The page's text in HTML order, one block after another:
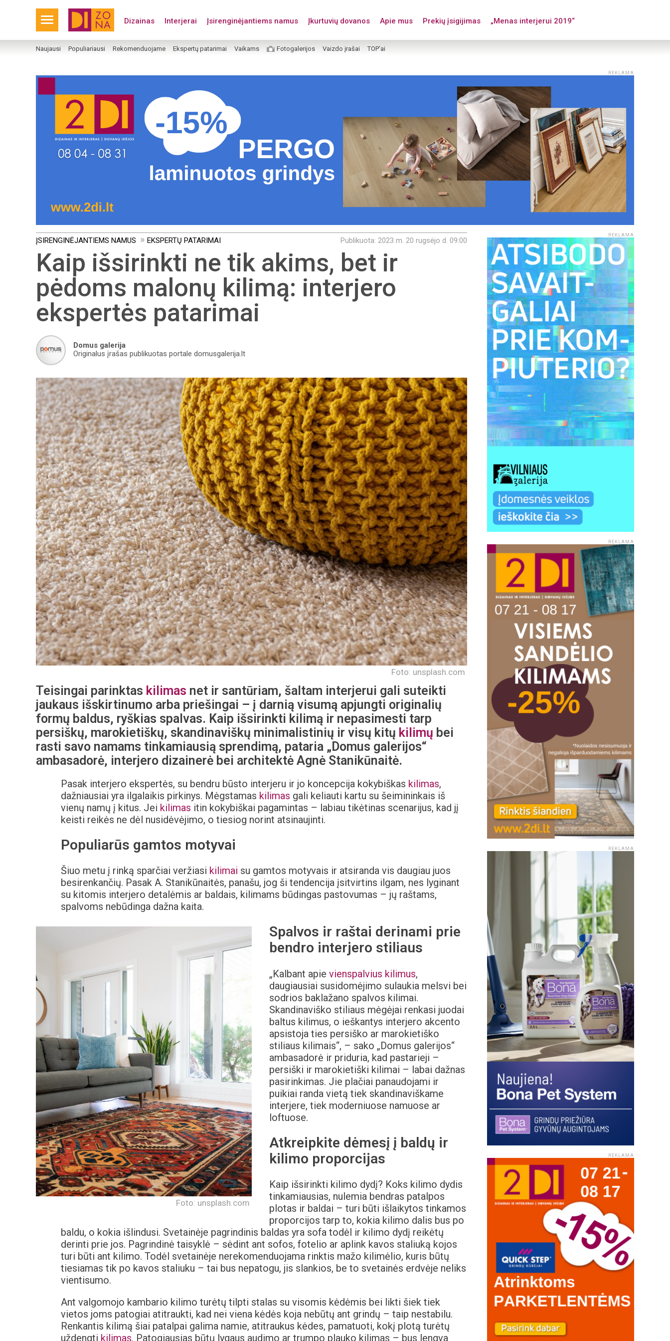
Dizainas Interjerai Įsirenginėjantiems namus Įkurtuvių dovanos Apie mus Prekių įsigijimas „Menas interjerui 2019“
Naujausi Populiariausi Rekomenduojame Ekspertų patarimai Vaikams Fotogalerijos Vaizdo įrašai TOP’ai
REKLAMA
ĮSIRENGINĖJANTIEMS NAMUS EKSPERTŲ PATARIMAI Publikuota: 2023 m. 20 rugsėjo d. 09:00
Kaip išsirinkti ne tik akims, bet ir
pėdoms malonų kilimą: interjero
ekspertės patarimai
Domus galerija
Originalus įrašas publikuotas portale domusgalerija.lt
Foto: unsplash.com
Teisingai parinktas kilimas net ir santūriam, šaltam interjerui gali suteikti
jaukaus išskirtinumo arba priešingai – į darnią visumą apjungti originalių
formų baldus, ryškias spalvas. Kaip išsirinkti kilimą ir nepasimesti tarp
persiškų, marokietiškų, skandinaviškų minimalistinių ir visų kitų kilimų bei
rasti savo namams tinkamiausią sprendimą, pataria „Domus galerijos“
ambasadorė, interjero dizainerė bei architektė Agnė Stanikūnaitė.
Pasak interjero ekspertės, su bendru būsto interjeru ir jo koncepcija kokybiškas kilimas,
dažniausiai yra ilgalaikis pirkinys. Mėgstamas kilimas gali keliauti kartu su šeimininkais iš
vienų namų į kitus. Jei kilimas itin kokybiškai pagamintas – labiau tikėtinas scenarijus, kad jį
keisti reikės ne dėl nusidėvėjimo, o tiesiog norint atsinaujinti.
Populiarūs gamtos motyvai
Šiuo metu į rinką sparčiai veržiasi kilimai su gamtos motyvais ir atsiranda vis daugiau juos
besirenkančių. Pasak A. Stanikūnaitės, panašu, jog ši tendencija įsitvirtins ilgam, nes lyginant
su kitomis interjero detalėmis ar baldais, kilimams būdingas pastovumas – jų raštams,
spalvoms nebūdinga dažna kaita.
Foto: unsplash.com
Spalvos ir raštai derinami prie
bendro interjero stiliaus
„Kalbant apie vienspalvius kilimus,
daugiausiai susidomėjimo sulaukia melsvi bei
sodrios baklažano spalvos kilimai.
Skandinaviško stiliaus mėgėjai renkasi juodai
baltus kilimus, o ieškantys interjero akcento
apsistoja ties persiško ar marokietiško
stiliaus kilimais“, – sako „Domus galerijos“
ambasadorė ir priduria, kad pastarieji –
persiški ir marokietiški kilimai – labai dažnas
pasirinkimas. Jie plačiai panaudojami ir
puikiai randa vietą tiek skandinaviškame
interjere, tiek moderniuose namuose ar
loftuose.
Atkreipkite dėmesį į baldų ir
kilimo proporcijas
Kaip išsirinkti kilimo dydį? Koks kilimo dydis
tinkamiausias, nulemia bendras patalpos
plotas ir baldai – turi būti išlaikytos tinkamos
proporcijos tarp to, kokia kilimo dalis bus po
baldu, o kokia išlindusi. Svetainėje pagrindinis baldas yra sofa todėl ir kilimo dydį reikėtų
derinti prie jos. Pagrindinė taisyklė – sėdint ant sofos, fotelio ar aplink kavos staliuką kojos
turi būti ant kilimo. Todėl svetainėje nerekomenduojama rinktis mažo kilimėlio, kuris būtų
tiesiamas tik po kavos staliuku – tai bus nepatogu, jis slankios, be to svetainės erdvėje neliks
vientisumo.
Ant valgomojo kambario kilimo turėtų tilpti stalas su visomis kėdėmis bei likti šiek tiek
vietos joms patogiai atitraukti, kad nei viena kėdės koja nebūtų ant grindų – taip nestabilu.
Renkantis kilimą šiai patalpai galima namie, atitraukus kėdes, pamatuoti, kokį plotą turėtų
uždengti kilimas. Patogiausias būtų lygaus audimo ar trumpo plauko kilimas – bus lengva
REKLAMA
REKLAMA
REKLAMA
REKLAMA